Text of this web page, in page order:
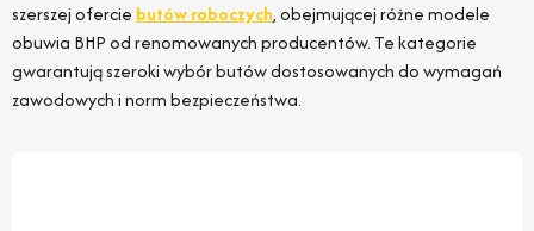
szerszej ofercie butów roboczych, obejmującej różne modele
obuwia BHP od renomowanych producentów. Te kategorie
gwarantują szeroki wybór butów dostosowanych do wymagań
zawodowych i norm bezpieczeństwa.